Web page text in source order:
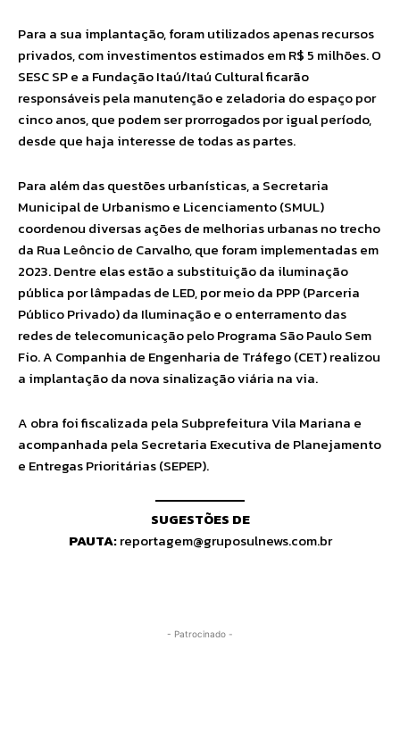
Para a sua implantação, foram utilizados apenas recursos
privados, com investimentos estimados em R$ 5 milhões. O
SESC SP e a Fundação Itaú/Itaú Cultural ficarão
responsáveis pela manutenção e zeladoria do espaço por
cinco anos, que podem ser prorrogados por igual período,
desde que haja interesse de todas as partes.
Para além das questões urbanísticas, a Secretaria
Municipal de Urbanismo e Licenciamento (SMUL)
coordenou diversas ações de melhorias urbanas no trecho
da Rua Leôncio de Carvalho, que foram implementadas em
2023. Dentre elas estão a substituição da iluminação
pública por lâmpadas de LED, por meio da PPP (Parceria
Público Privado) da Iluminação e o enterramento das
redes de telecomunicação pelo Programa São Paulo Sem
Fio. A Companhia de Engenharia de Tráfego (CET) realizou
a implantação da nova sinalização viária na via.
A obra foi fiscalizada pela Subprefeitura Vila Mariana e
acompanhada pela Secretaria Executiva de Planejamento
e Entregas Prioritárias (SEPEP).
SUGESTÕES DE
PAUTA:reportagem@gruposulnews.com.br
- Patrocinado -